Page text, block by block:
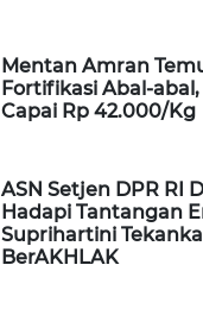
Mentan Amran
Fortifikasi Abal-
Capai Rp 42.000/Kg
ASN Setjen DPR RI
Hadapi Tantangan
Suprihartini
BerAKHLAK